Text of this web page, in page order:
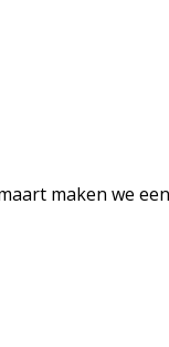
maken we